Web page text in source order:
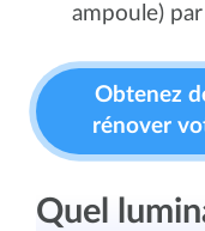
ampoule)
Obtenez
rénover
Quel